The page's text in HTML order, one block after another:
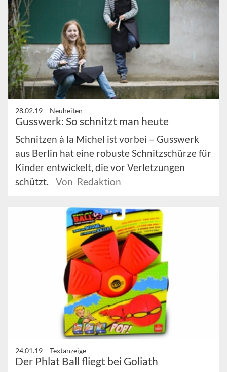
28.02.19 – Neuheiten
Gusswerk: So schnitzt man heute
Schnitzen à la Michel ist vorbei – Gusswerk
aus Berlin hat eine robuste Schnitzschürze für
Kinder entwickelt, die vor Verletzungen
schützt.
Von Redaktion
24.01.19 – Textanzeige
Der Phlat Ball fliegt bei Goliath